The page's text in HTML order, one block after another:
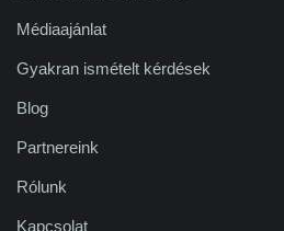
Médiaajánlat
Gyakran ismételt kérdések
Blog
Partnereink
Rólunk
Kapcsolat